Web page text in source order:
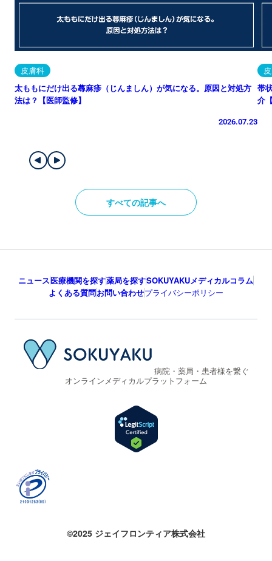
皮膚科
太ももにだけ出る蕁麻疹（じんましん）が気になる。原因と対処方
法は？【医師監修】
2026.07.23
帯
介
すべての記事へ
ニュース医療機関を探す薬局を探すSOKUYAKUメディカルコラム
よくある質問お問い合わせプライバシーポリシー
病院・薬局・患者様を繋ぐ
オンラインメディカルプラットフォーム
©2025 ジェイフロンティア株式会社